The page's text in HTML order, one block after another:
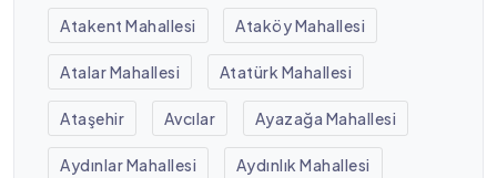
Atakent Mahallesi Ataköy Mahallesi
Atalar Mahallesi Atatürk Mahallesi
Ataşehir Avcılar Ayazağa Mahallesi
Aydınlar Mahallesi Aydınlık Mahallesi